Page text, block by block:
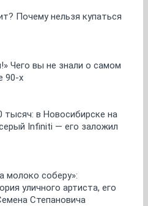
Почему нельзя купаться
Чего вы не знали о самом
90-х
в Новосибирске на
Infiniti — его заложил
молоко соберу»:
уличного артиста, его
Степановича